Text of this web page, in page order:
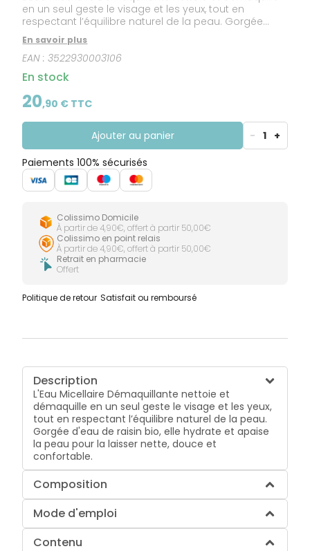
en un seul geste le visage et les yeux, tout en
respectant l’équilibre naturel de la peau. Gorgée
d'eau de raisin bio, elle hydrate et apaise la peau
pour la laisser nette, douce et confortable.
En savoir plus
EAN :3522930003106
En stock
20,90 € TTC
Ajouter au panier - 1 +
Paiements 100% sécurisés
Colissimo Domicile
À partir de 4,90€, offert à partir 50,00€
Colissimo en point relais
À partir de 4,90€, offert à partir 50,00€
Retrait en pharmacie
Offert
Politique de retour Satisfait ou remboursé
Description
L'Eau Micellaire Démaquillante nettoie et
démaquille en un seul geste le visage et les yeux,
tout en respectant l’équilibre naturel de la peau.
Gorgée d'eau de raisin bio, elle hydrate et apaise
la peau pour la laisser nette, douce et
confortable.
Composition
Mode d'emploi
Contenu